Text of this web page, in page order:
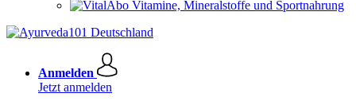
Vitamine, Mineralstoffe und Sportnahrung
Anmelden
Jetzt anmelden